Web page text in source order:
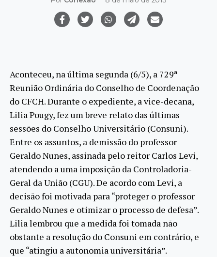
Aconteceu, na última segunda (6/5), a 729ª
Reunião Ordinária do Conselho de Coordenação
do CFCH. Durante o expediente, a vice-decana,
Lilia Pougy, fez um breve relato das últimas
sessões do Conselho Universitário (Consuni).
Entre os assuntos, a demissão do professor
Geraldo Nunes, assinada pelo reitor Carlos Levi,
atendendo a uma imposição da Controladoria-
Geral da União (CGU). De acordo com Levi, a
decisão foi motivada para “proteger o professor
Geraldo Nunes e otimizar o processo de defesa”.
Lilia lembrou que a medida foi tomada não
obstante a resolução do Consuni em contrário, e
que “atingiu a autonomia universitária”.